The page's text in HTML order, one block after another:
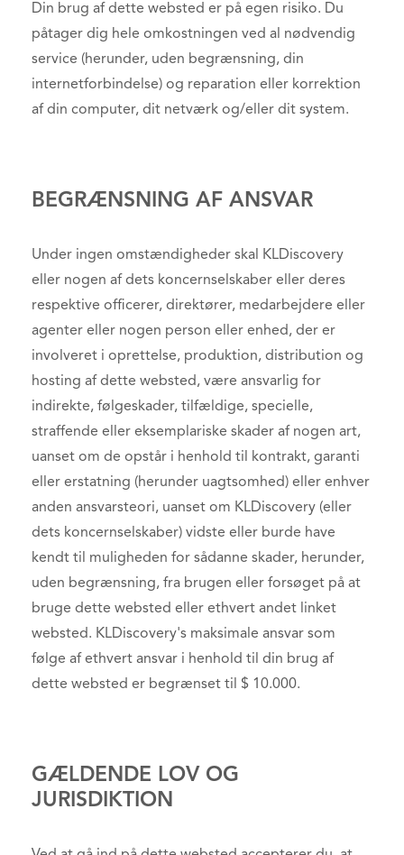
Din brug af dette websted er på egen risiko. Du
påtager dig hele omkostningen ved al nødvendig
service (herunder, uden begrænsning, din
internetforbindelse) og reparation eller korrektion
af din computer, dit netværk og/eller dit system.
BEGRÆNSNING AF ANSVAR
Under ingen omstændigheder skal KLDiscovery
eller nogen af dets koncernselskaber eller deres
respektive officerer, direktører, medarbejdere eller
agenter eller nogen person eller enhed, der er
involveret i oprettelse, produktion, distribution og
hosting af dette websted, være ansvarlig for
indirekte, følgeskader, tilfældige, specielle,
straffende eller eksemplariske skader af nogen art,
uanset om de opstår i henhold til kontrakt, garanti
eller erstatning (herunder uagtsomhed) eller enhver
anden ansvarsteori, uanset om KLDiscovery (eller
dets koncernselskaber) vidste eller burde have
kendt til muligheden for sådanne skader, herunder,
uden begrænsning, fra brugen eller forsøget på at
bruge dette websted eller ethvert andet linket
websted. KLDiscovery's maksimale ansvar som
følge af ethvert ansvar i henhold til din brug af
dette websted er begrænset til $ 10.000.
GÆLDENDE LOV OG
JURISDIKTION